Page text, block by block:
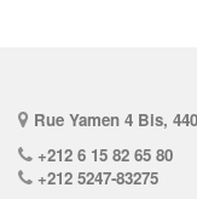
Rue Yamen 4 Bis,
+212 6 15 82 65 80
+212 5247-83275